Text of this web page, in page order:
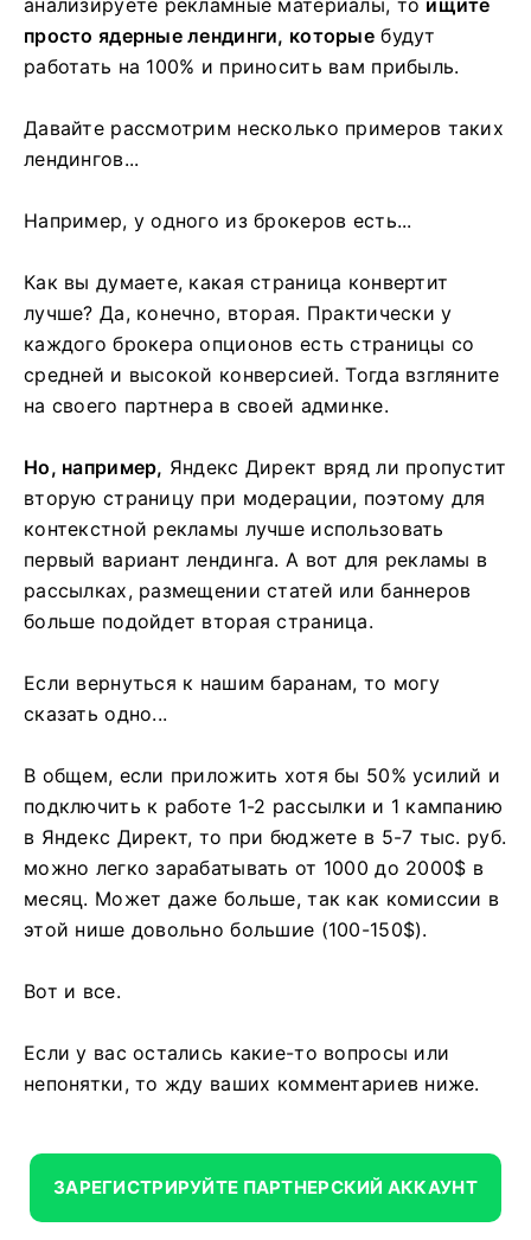
просто ядерные лендинги, которыебудут
работать на 100% и приносить вам прибыль.
Давайте рассмотрим несколько примеров таких
лендингов...
Например, у одного из брокеров есть...
Как вы думаете, какая страница конвертит
лучше? Да, конечно, вторая. Практически у
каждого брокера опционов есть страницы со
средней и высокой конверсией. Тогда взгляните
на своего партнера в своей админке.
Но, например, Яндекс Директ вряд ли пропустит
вторую страницу при модерации, поэтому для
контекстной рекламы лучше использовать
первый вариант лендинга. А вот для рекламы в
рассылках, размещении статей или баннеров
больше подойдет вторая страница.
Если вернуться к нашим баранам, то могу
сказать одно...
В общем, если приложить хотя бы 50% усилий и
подключить к работе 1-2 рассылки и 1 кампанию
в Яндекс Директ, то при бюджете в 5-7 тыс. руб.
можно легко зарабатывать от 1000 до 2000$ в
месяц. Может даже больше, так как комиссии в
этой нише довольно большие (100-150$).
Вот и все.
Если у вас остались какие-то вопросы или
непонятки, то жду ваших комментариев ниже.
ЗАРЕГИСТРИРУЙТЕ ПАРТНЕРСКИЙ АККАУНТ